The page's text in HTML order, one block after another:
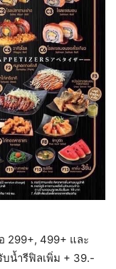
299+, 499+ และ
บน้ำรีฟิลเพิ่ม + 39.-